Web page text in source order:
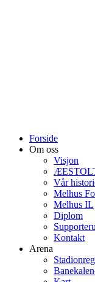
Forside
Om oss
Visjon
Vår
Melhus
Melhus IL
Diplom
Kontakt
Arena